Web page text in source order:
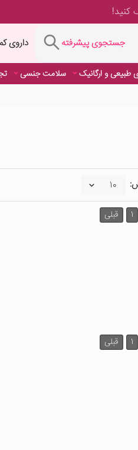
داروی کمیاب
کنید!
جستجوی پیشرفته داروی
طبیعی و ارگانیک سلامت جنسی
قبلی 1
قبلی 1